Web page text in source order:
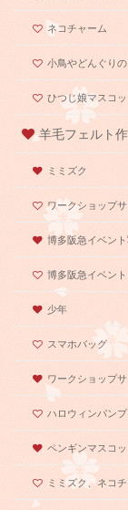
ネコチャーム
小鳥やどんぐり
ひつじ娘マスコッ
羊毛フェルト
ミミズク
ワークショップ
博多阪急イベン
博多阪急イベン
少年
スマホバッグ
ワークショップ
ハロウィンパン
ペンギンマスコッ
ミミズク、ネコ